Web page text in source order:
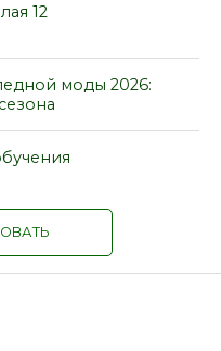
12
моды 2026: